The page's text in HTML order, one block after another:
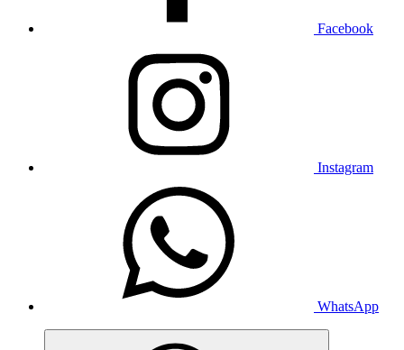
Facebook
Instagram
WhatsApp